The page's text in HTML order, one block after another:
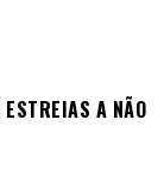
A NÃO